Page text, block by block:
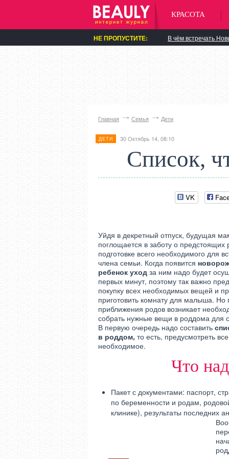
КРАСОТА
НЕ ПРОПУСТИТЕ: В чём встречать
Главная Семья Дети
ДЕТИ 30 Октябрь 14, 08:10
Список,
VK
Уйдя в декретный отпуск, будущая
поглощается в заботу о предстоящих
подготовке всего необходимого для
члена семьи. Когда появится
ребенок уход за ним надо будет
первых минут, поэтому так важно
покупку всех необходимых вещей и
приготовить комнату для малыша. Но
приближения родов возникает
собрать нужные вещи в роддома для
В первую очередь надо составить
в роддом, то есть, предусмотреть
необходимое.
Что
Пакет с документами: паспорт,
по беременности и родам,
клинике), результаты последних